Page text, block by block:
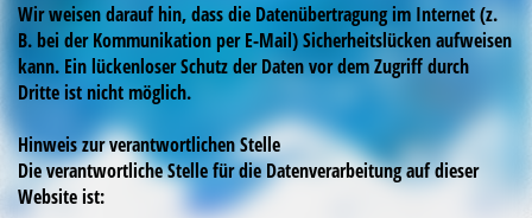
Wir weisen darauf hin, dass die Datenübertragung im Internet (z.
B. bei der Kommunikation per E-Mail) Sicherheitslücken aufweisen
kann. Ein lückenloser Schutz der Daten vor dem Zugriff durch
Dritte ist nicht möglich.
Hinweis zur verantwortlichen Stelle
Die verantwortliche Stelle für die Datenverarbeitung auf dieser
Website ist: